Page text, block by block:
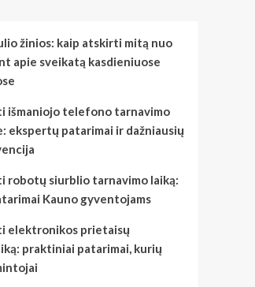
žinios: kaip atskirti mitą nuo
apie sveikatą kasdieniuose
išmaniojo telefono tarnavimo
ekspertų patarimai ir dažniausių
robotų siurblio tarnavimo laiką:
Kauno gyventojams
elektronikos prietaisų
praktiniai patarimai, kurių